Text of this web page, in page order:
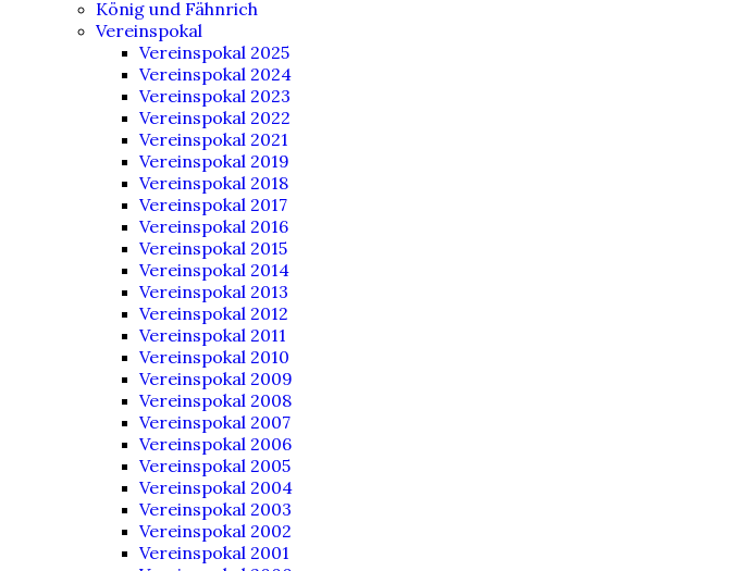
König und Fähnrich
Vereinspokal
Vereinspokal 2025
Vereinspokal 2024
Vereinspokal 2023
Vereinspokal 2022
Vereinspokal 2021
Vereinspokal 2019
Vereinspokal 2018
Vereinspokal 2017
Vereinspokal 2016
Vereinspokal 2015
Vereinspokal 2014
Vereinspokal 2013
Vereinspokal 2012
Vereinspokal 2011
Vereinspokal 2010
Vereinspokal 2009
Vereinspokal 2008
Vereinspokal 2007
Vereinspokal 2006
Vereinspokal 2005
Vereinspokal 2004
Vereinspokal 2003
Vereinspokal 2002
Vereinspokal 2001